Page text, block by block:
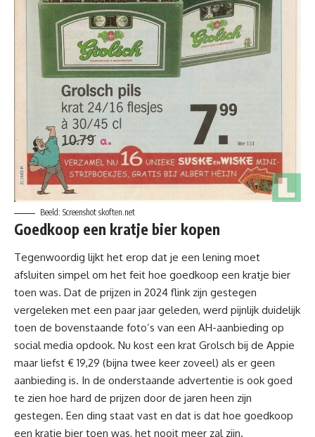
Beeld: Screenshot skoften.net
Goedkoop een kratje bier kopen
Tegenwoordig lijkt het erop dat je een lening moet
afsluiten simpel om het feit hoe goedkoop een kratje bier
toen was. Dat de prijzen in 2024 flink zijn gestegen
vergeleken met een paar jaar geleden, werd pijnlijk duidelijk
toen de bovenstaande foto’s van een AH-aanbieding op
social media opdook. Nu kost een krat Grolsch bij de Appie
maar liefst € 19,29 (bijna twee keer zoveel) als er geen
aanbieding is. In de onderstaande advertentie is ook goed
te zien hoe hard de prijzen door de jaren heen zijn
gestegen. Een ding staat vast en dat is dat hoe goedkoop
een kratje bier toen was, het nooit meer zal zijn.